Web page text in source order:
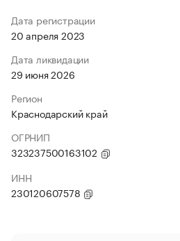
Дата регистрации
20 апреля 2023
Дата ликвидации
29 июня 2026
Регион
Краснодарский край
ОГРНИП
323237500163102
ИНН
230120607578